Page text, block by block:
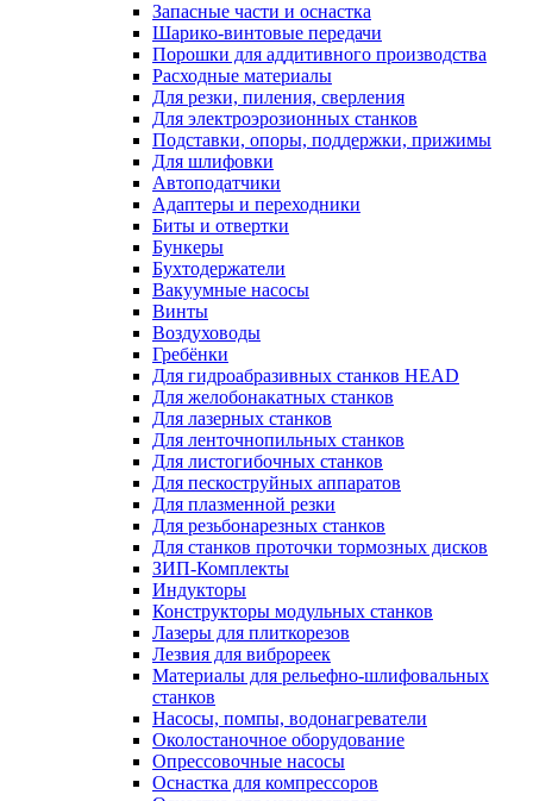
Запасные части и оснастка
Шарико-винтовые передачи
Порошки для аддитивного производства
Расходные материалы
Для резки, пиления, сверления
Для электроэрозионных станков
Подставки, опоры, поддержки, прижимы
Для шлифовки
Автоподатчики
Адаптеры и переходники
Биты и отвертки
Бункеры
Бухтодержатели
Вакуумные насосы
Винты
Воздуховоды
Гребёнки
Для гидроабразивных станков HEAD
Для желобонакатных станков
Для лазерных станков
Для ленточнопильных станков
Для листогибочных станков
Для пескоструйных аппаратов
Для плазменной резки
Для резьбонарезных станков
Для станков проточки тормозных дисков
ЗИП-Комплекты
Индукторы
Конструкторы модульных станков
Лазеры для плиткорезов
Лезвия для виброреек
Материалы для рельефно-шлифовальных
станков
Насосы, помпы, водонагреватели
Околостаночное оборудование
Опрессовочные насосы
Оснастка для компрессоров